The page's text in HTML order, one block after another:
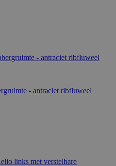
- antraciet ribfluweel